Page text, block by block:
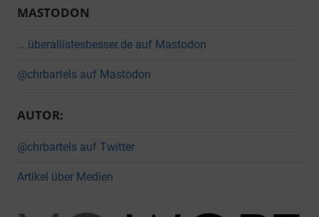
MASTODON
… überallistesbesser.de auf Mastodon
@chrbartels auf Mastodon
AUTOR:
@chrbartels auf Twitter
Artikel über Medien